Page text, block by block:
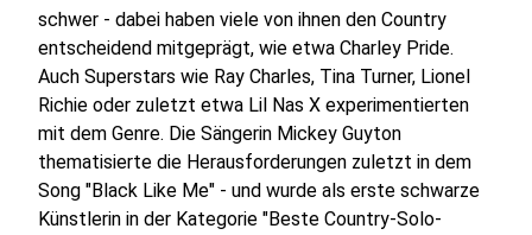
schwer - dabei haben viele von ihnen den Country
entscheidend mitgeprägt, wie etwa Charley Pride.
Auch Superstars wie Ray Charles, Tina Turner, Lionel
Richie oder zuletzt etwa Lil Nas X experimentierten
mit dem Genre. Die Sängerin Mickey Guyton
thematisierte die Herausforderungen zuletzt in dem
Song "Black Like Me" - und wurde als erste schwarze
Künstlerin in der Kategorie "Beste Country-Solo-